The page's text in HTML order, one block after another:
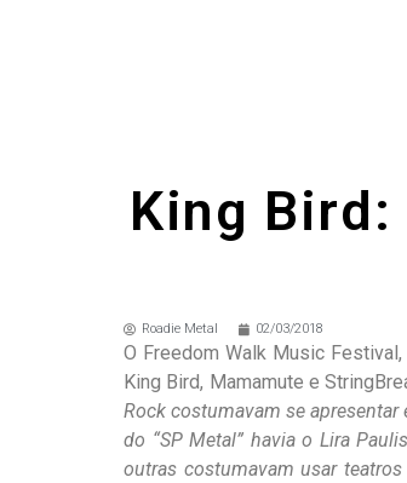
King Bird:
Roadie Metal 02/03/2018
O Freedom Walk Music
King Bird, Mamamute e
Rock costumavam se apresentar
do “SP Metal” havia o Lira
outras costumavam usar